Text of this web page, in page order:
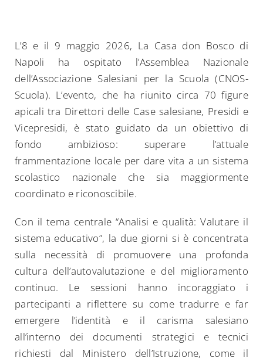
L’8 e il 9 maggio 2026, La Casa don Bosco di
Napoli ha ospitato l’Assemblea Nazionale
dell’Associazione Salesiani per la Scuola (CNOS-
Scuola). L’evento, che ha riunito circa 70 figure
apicali tra Direttori delle Case salesiane, Presidi e
Vicepresidi, è stato guidato da un obiettivo di
fondo ambizioso: superare l’attuale
frammentazione locale per dare vita a un sistema
scolastico nazionale che sia maggiormente
coordinato e riconoscibile.
Con il tema centrale “Analisi e qualità: Valutare il
sistema educativo”, la due giorni si è concentrata
sulla necessità di promuovere una profonda
cultura dell’autovalutazione e del miglioramento
continuo. Le sessioni hanno incoraggiato i
partecipanti a riflettere su come tradurre e far
emergere l’identità e il carisma salesiano
all’interno dei documenti strategici e tecnici
richiesti dal Ministero dell’Istruzione, come il